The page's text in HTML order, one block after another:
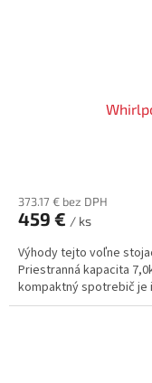
373.17 € bez DPH
459 € / ks
Výhody tejto voľne
Priestranná kapacita
kompaktný spotrebič je